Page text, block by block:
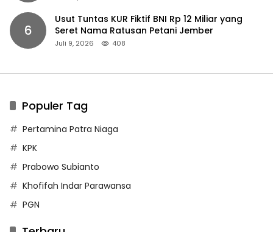
6
Usut Tuntas KUR Fiktif BNI Rp 12 Miliar yang
Seret Nama Ratusan Petani Jember
Juli 9, 2026 408
Populer Tag
Pertamina Patra Niaga
KPK
Prabowo Subianto
Khofifah Indar Parawansa
PGN